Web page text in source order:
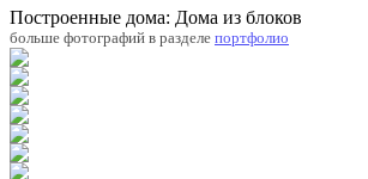
Построенные дома: Дома из блоков
больше фотографий в разделе портфолио